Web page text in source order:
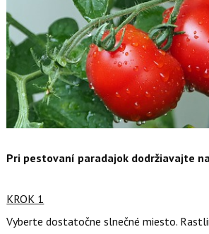
Pri pestovaní paradajok dodržiavajte
KROK 1
Vyberte dostatočne slnečné miesto.